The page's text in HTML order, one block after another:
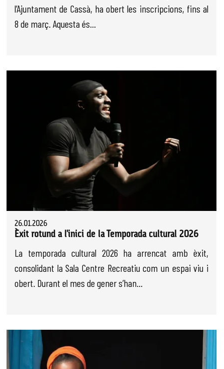
l’Ajuntament de Cassà, ha obert les inscripcions, fins al
8 de març. Aquesta és...
26.01.2026
Èxit rotund a l'inici de la Temporada cultural 2026
La temporada cultural 2026 ha arrencat amb èxit,
consolidant la Sala Centre Recreatiu com un espai viu i
obert. Durant el mes de gener s’han...